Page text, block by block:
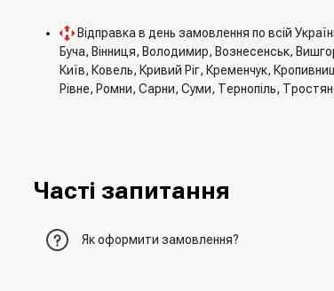
Відправка в день замовлення по всій
Буча, Вінниця, Володимир, Вознесенськ,
Київ, Ковель, Кривий Ріг, Кременчук,
Рівне, Ромни, Сарни, Суми, Тернопіль,
Часті запитання
Як оформити замовлення?